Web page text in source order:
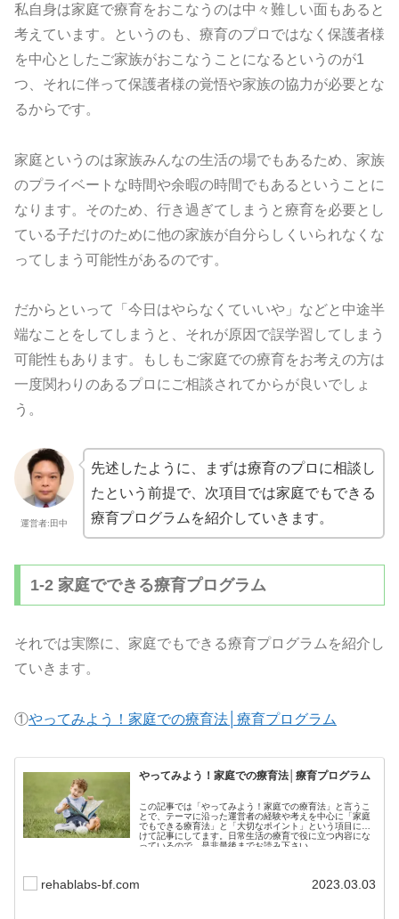
私自身は家庭で療育をおこなうのは中々難しい面もあると
考えています。というのも、療育のプロではなく保護者様
を中心としたご家族がおこなうことになるというのが1
つ、それに伴って保護者様の覚悟や家族の協力が必要とな
るからです。
家庭というのは家族みんなの生活の場でもあるため、家族
のプライベートな時間や余暇の時間でもあるということに
なります。そのため、行き過ぎてしまうと療育を必要とし
ている子だけのために他の家族が自分らしくいられなくな
ってしまう可能性があるのです。
だからといって「今日はやらなくていいや」などと中途半
端なことをしてしまうと、それが原因で誤学習してしまう
可能性もあります。もしもご家庭での療育をお考えの方は
一度関わりのあるプロにご相談されてからが良いでしょ
う。
運営者:田中
先述したように、まずは療育のプロに相談し
たという前提で、次項目では家庭でもできる
療育プログラムを紹介していきます。
1-2 家庭でできる療育プログラム
それでは実際に、家庭でもできる療育プログラムを紹介し
ていきます。
①やってみよう！家庭での療育法│療育プログラム
やってみよう！家庭での療育法│療育プログラム
この記事では「やってみよう！家庭での療育法」と言うこ
とで、テーマに沿った運営者の経験や考えを中心に「家庭
でもできる療育法」と「大切なポイント」という項目に分
けて記事にしてます。日常生活の療育で役に立つ内容にな
っているので、是非最後までお読み下さい。
rehablabs-bf.com 2023.03.03